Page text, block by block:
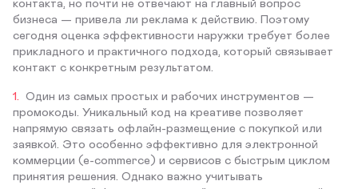
бизнеса — привела ли реклама к действию. Поэтому
сегодня оценка эффективности наружки требует более
прикладного и практичного подхода, который связывает
контакт с конкретным результатом.
Один из самых простых и рабочих инструментов —
промокоды. Уникальный код на креативе позволяет
напрямую связать офлайн-размещение с покупкой или
заявкой. Это особенно эффективно для электронной
коммерции (e-commerce) и сервисов с быстрым циклом
принятия решения. Однако важно учитывать